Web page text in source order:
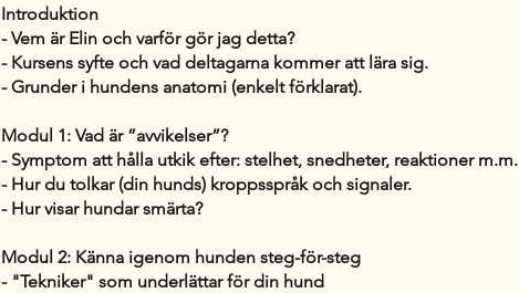
Introduktion
- Vem är Elin och varför gör jag detta?
- Kursens syfte och vad deltagarna kommer att lära sig.
- Grunder i hundens anatomi (enkelt förklarat).
Modul 1: Vad är ”avvikelser”?
- Symptom att hålla utkik efter: stelhet, snedheter, reaktioner m.m.
- Hur du tolkar (din hunds) kroppsspråk och signaler.
- Hur visar hundar smärta?
Modul 2: Känna igenom hunden steg-för-steg
- "Tekniker" som underlättar för din hund